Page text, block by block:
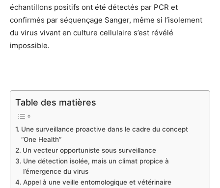
échantillons positifs ont été détectés par PCR et
confirmés par séquençage Sanger, même si l’isolement
du virus vivant en culture cellulaire s’est révélé
impossible.
Table des matières
Une surveillance proactive dans le cadre du concept
“One Health”
Un vecteur opportuniste sous surveillance
Une détection isolée, mais un climat propice à
l’émergence du virus
Appel à une veille entomologique et vétérinaire